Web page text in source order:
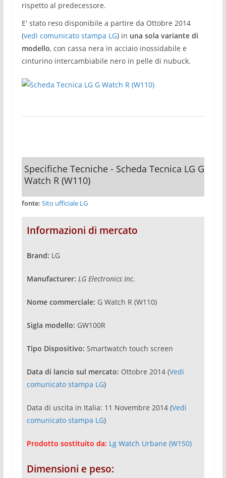
rispetto al predecessore.
E' stato reso disponibile a partire da Ottobre 2014
(vedi comunicato stampa LG) in una sola variante di
modello, con cassa nera in acciaio inossidabile e
cinturino intercambiabile nero in pelle di nubuck.
Specifiche Tecniche - Scheda Tecnica LG G
Watch R (W110)
fonte: Sito ufficiale LG
Informazioni di mercato
Brand: LG
Manufacturer: LG Electronics Inc.
Nome commerciale: G Watch R (W110)
Sigla modello: GW100R
Tipo Dispositivo: Smartwatch touch screen
Data di lancio sul mercato: Ottobre 2014 (Vedi
comunicato stampa LG)
Data di uscita in Italia: 11 Novembre 2014 (Vedi
comunicato stampa LG)
Prodotto sostituito da: Lg Watch Urbane (W150)
Dimensioni e peso: